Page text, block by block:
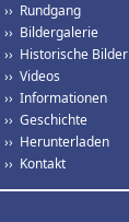
›› Rundgang
›› Bildergalerie
›› Historische Bilder
›› Videos
›› Informationen
›› Geschichte
›› Herunterladen
›› Kontakt